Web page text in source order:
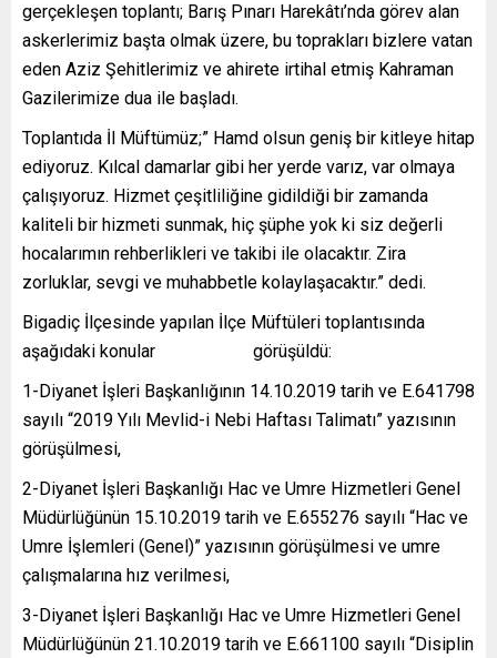
gerçekleşen toplantı; Barış Pınarı Harekâtı’nda görev alan
askerlerimiz başta olmak üzere, bu toprakları bizlere vatan
eden Aziz Şehitlerimiz ve ahirete irtihal etmiş Kahraman
Gazilerimize dua ile başladı.
Toplantıda İl Müftümüz;” Hamd olsun geniş bir kitleye hitap
ediyoruz. Kılcal damarlar gibi her yerde varız, var olmaya
çalışıyoruz. Hizmet çeşitliliğine gidildiği bir zamanda
kaliteli bir hizmeti sunmak, hiç şüphe yok ki siz değerli
hocalarımın rehberlikleri ve takibi ile olacaktır. Zira
zorluklar, sevgi ve muhabbetle kolaylaşacaktır.” dedi.
Bigadiç İlçesinde yapılan İlçe Müftüleri toplantısında
aşağıdaki konular görüşüldü:
1-Diyanet İşleri Başkanlığının 14.10.2019 tarih ve E.641798
sayılı “2019 Yılı Mevlid-i Nebi Haftası Talimatı” yazısının
görüşülmesi,
2-Diyanet İşleri Başkanlığı Hac ve Umre Hizmetleri Genel
Müdürlüğünün 15.10.2019 tarih ve E.655276 sayılı “Hac ve
Umre İşlemleri (Genel)” yazısının görüşülmesi ve umre
çalışmalarına hız verilmesi,
3-Diyanet İşleri Başkanlığı Hac ve Umre Hizmetleri Genel
Müdürlüğünün 21.10.2019 tarih ve E.661100 sayılı “Disiplin